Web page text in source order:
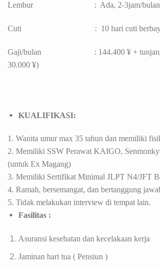
Lembur : Ada, 2-3jam/bulan
Cuti : 10 hari cuti
Gaji/bulan : 144.400 ¥ +
30.000 ¥)
KUALIFIKASI:
1. Wanita umur max 35 tahun dan memiliki
2. Memiliki SSW Perawat KAIGO,
(untuk Ex Magang)
3. Memiliki Sertifikat Minimal JLPT N4/JFT
4. Ramah, bersemangat, dan bertanggung
5. Tidak melakukan interview di tempat lain.
Fasilitas :
Asuransi kesehatan dan kecelakaan kerja
Jaminan hari tua ( Pensiun )